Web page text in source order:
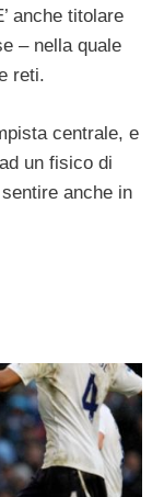
anche titolare
– nella quale
reti.
centrale, e
un fisico di
anche in